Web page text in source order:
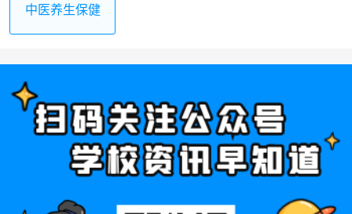
中医养生保健